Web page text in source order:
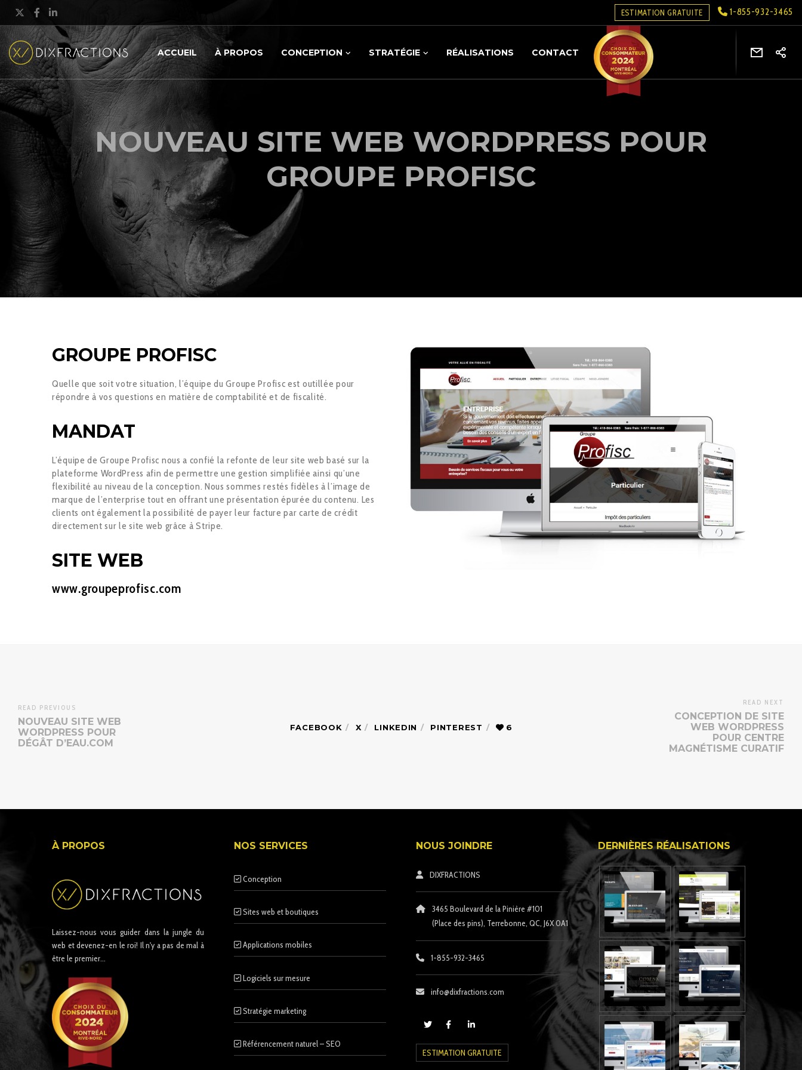
Facebook ESTIMATION GRATUITE 1-855-932-3465
ACCUEIL À PROPOS CONCEPTION STRATÉGIE RÉALISATIONS CONTACT
NOUVEAU SITE WEB WORDPRESS POUR
GROUPE PROFISC
GROUPE PROFISC
Quelle que soit votre situation, l’équipe du Groupe Profisc est outillée pour
répondre à vos questions en matière de comptabilité et de fiscalité.
MANDAT
L’équipe de Groupe Profisc nous a confié la refonte de leur site web basé sur la
plateforme WordPress afin de permettre une gestion simplifiée ainsi qu’une
flexibilité au niveau de la conception. Nous sommes restés fidèles à l’image de
marque de l’enterprise tout en offrant une présentation épurée du contenu. Les
clients ont également la possibilité de payer leur facture par carte de crédit
directement sur le site web grâce à Stripe.
SITE WEB
www.groupeprofisc.com
READ PREVIOUS
NOUVEAU SITE WEB
WORDPRESS POUR
DÉGÂT D’EAU.COM
FACEBOOK X LINKEDIN PINTEREST 6
READ NEXT
CONCEPTION DE SITE
WEB WORDPRESS
POUR CENTRE
MAGNÉTISME CURATIF
À PROPOS
Laissez-nous vous guider dans la jungle du
web et devenez-en le roi! Il n'y a pas de mal à
être le premier...
NOS SERVICES
Conception
Sites web et boutiques
Applications mobiles
Logiciels sur mesure
Stratégie marketing
Référencement naturel – SEO
NOUS JOINDRE
DIXFRACTIONS
3465 Boulevard de la Pinière #101
(Place des pins), Terrebonne, QC, J6X 0A1
1-855-932-3465
info@dixfractions.com
ESTIMATION GRATUITE
DERNIÈRES RÉALISATIONS